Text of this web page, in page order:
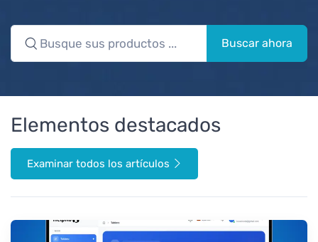
Buscar ahora
Elementos destacados
Examinar todos los artículos